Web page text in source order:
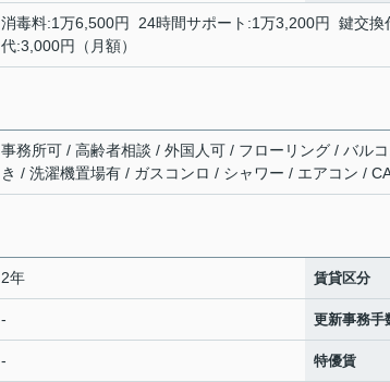
消毒料:1万6,500円 24時間サポート:1万3,200円 鍵交
代:3,000円（月額）
事務所可 / 高齢者相談 / 外国人可 / フローリング / バル
き / 洗濯機置場有 / ガスコンロ / シャワー / エアコン /
2年 賃貸区分
- 更新事務手
- 特優賃